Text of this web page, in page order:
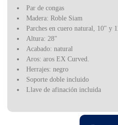
Par de congas
Madera: Roble Siam
Parches en cuero natural, 10" y
Altura: 28"
Acabado: natural
Aros: aros EX Curved.
Herrajes: negro
Soporte doble incluido
Llave de afinación incluida
década de 1960 para suplir la